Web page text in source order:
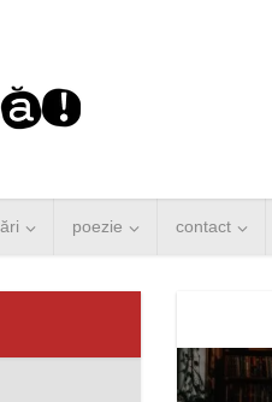
poezie contact